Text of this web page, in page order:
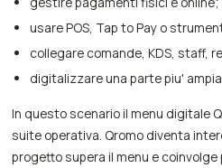
usare POS, Tap to Pay o
collegare comande, KDS, staff,
digitalizzare una parte piu'
In questo scenario il menu digitale
suite operativa. Qromo diventa
progetto supera il menu e